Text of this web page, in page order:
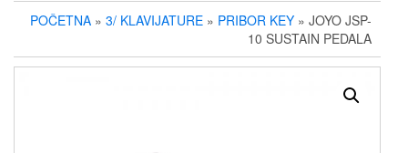
POČETNA » 3/ KLAVIJATURE » PRIBOR KEY » JOYO JSP-
10 SUSTAIN PEDALA